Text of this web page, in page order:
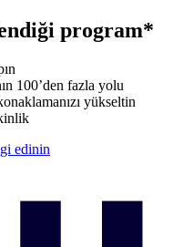
program*
100’den fazla yolu
yükseltin
edinin